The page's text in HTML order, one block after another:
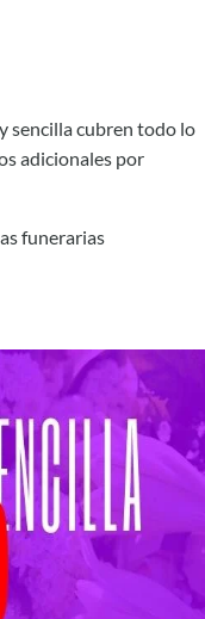
sencilla cubren todo lo
adicionales por
funerarias